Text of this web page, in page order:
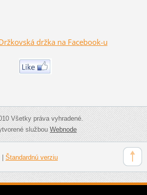
držka na Facebook-u
Všetky práva vyhradené.
službouWebnode
| Štandardnú verziu